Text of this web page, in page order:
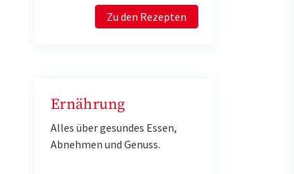
Zu den Rezepten
Ernährung
Alles über gesundes Essen,
Abnehmen und Genuss.